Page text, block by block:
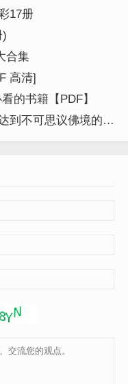
17册
)
合集
高清]
的书籍【PDF】
到不可思议佛境的一